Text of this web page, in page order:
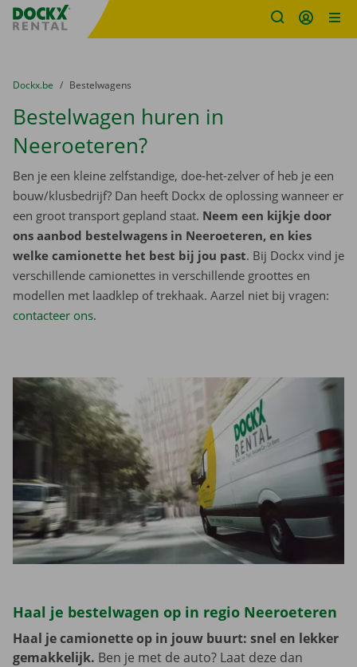
Fratello DEMO
U bevindt zich hier:
van
Dockx.be naar
Bestelwagens
Bestelwagen huren in
Neeroeteren?
Ben je een kleine zelfstandige, doe-het-zelver of heb je een
bouw/klusbedrijf? Dan heeft Dockx de oplossing wanneer er
een groot transport gepland staat. Neem een kijkje door
ons aanbod bestelwagens in Neeroeteren, en kies
welke camionette het best bij jou past. Bij Dockx vind je
verschillende camionettes in verschillende groottes en
modellen met laadklep of trekhaak. Aarzel niet bij vragen:
contacteer ons.
Haal je bestelwagen op in regio Neeroeteren
Haal je camionette op in jouw buurt: snel en lekker
gemakkelijk. Ben je met de auto? Laat deze dan